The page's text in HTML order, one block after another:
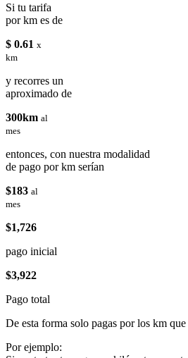
Si tu tarifa
por km es de
$ 0.61 x
km
y recorres un
aproximado de
300km al
mes
entonces, con nuestra modalidad
de pago por km serían
$183 al
mes
$1,726
pago inicial
$3,922
Pago total
De esta forma solo pagas por los km que
Por ejemplo: